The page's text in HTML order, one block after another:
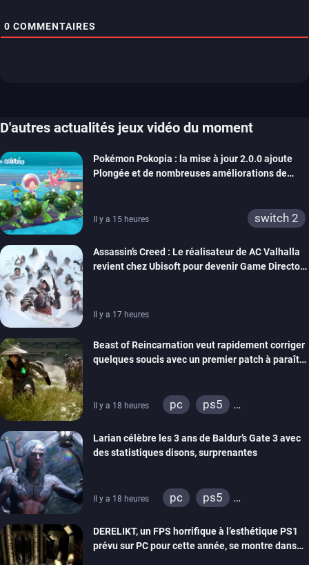
0 COMMENTAIRES
D'autres actualités jeux vidéo du moment
Pokémon Pokopia : la mise à jour 2.0.0 ajoute
Plongée et de nombreuses améliorations de
Il y a 15 heures switch 2
Assassin’s Creed : Le réalisateur de AC Valhalla
revient chez Ubisoft pour devenir Game Director
Il y a 17 heures
Beast of Reincarnation veut rapidement corriger
quelques soucis avec un premier patch à paraître
Il y a 18 heures pc
ps5
Larian célèbre les 3 ans de Baldur’s Gate 3 avec
des statistiques disons, surprenantes
Il y a 18 heures pc
ps5
DERELIKT, un FPS horrifique à l’esthétique PS1
prévu sur PC pour cette année, se montre dans